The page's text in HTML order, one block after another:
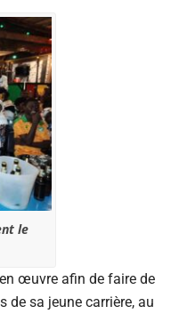
le
œuvre afin de faire de
de sa jeune carrière, au